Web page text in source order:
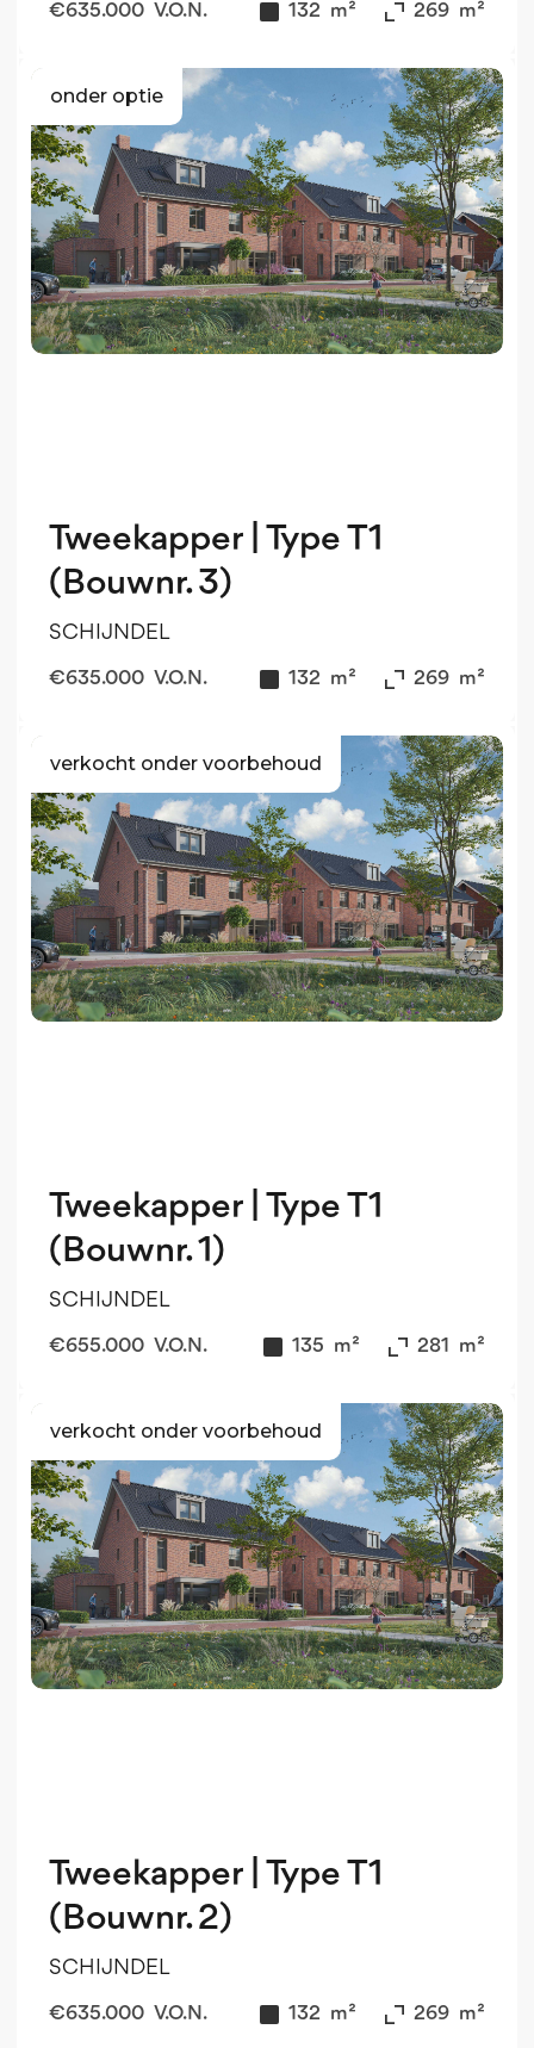
€635.000 V.O.N. 132 m² 269 m²
onder optie
Tweekapper | Type T1
(Bouwnr. 3)
SCHIJNDEL
€635.000 V.O.N. 132 m² 269 m²
verkocht onder voorbehoud
Tweekapper | Type T1
(Bouwnr. 1)
SCHIJNDEL
€655.000 V.O.N. 135 m² 281 m²
verkocht onder voorbehoud
Tweekapper | Type T1
(Bouwnr. 2)
SCHIJNDEL
€635.000 V.O.N. 132 m² 269 m²